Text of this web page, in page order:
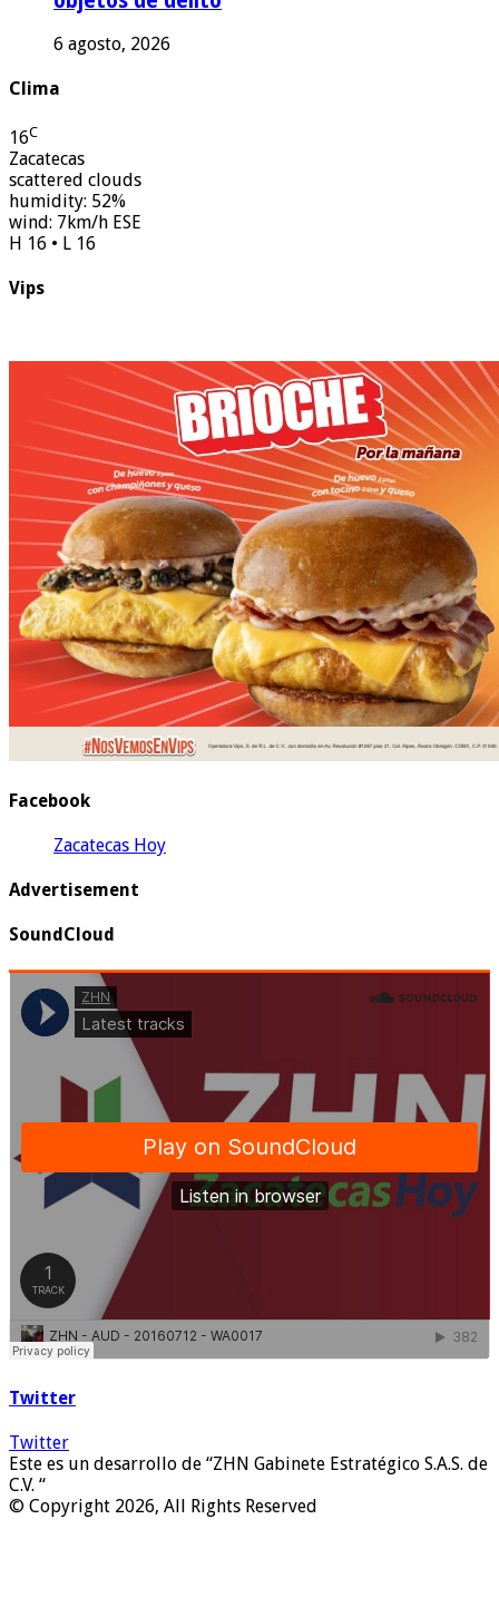
6 agosto, 2026
Clima
16C
Zacatecas
scattered clouds
humidity: 52%
wind: 7km/h ESE
H 16 • L 16
Vips
Facebook
Zacatecas Hoy
Advertisement
SoundCloud
Twitter
Twitter
Este es un desarrollo de “ZHN Gabinete Estratégico S.A.S. de
C.V. “
© Copyright 2026, All Rights Reserved